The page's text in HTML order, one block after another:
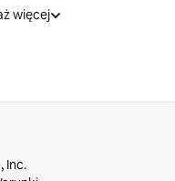
więcej
Inc.